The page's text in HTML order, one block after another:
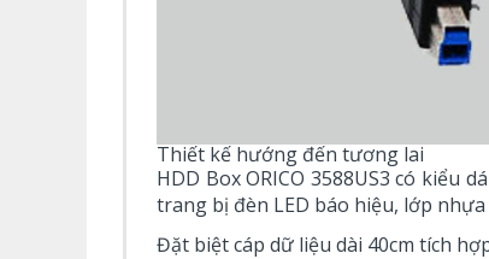
Thiết kế hướng đến tương lai
HDD Box ORICO 3588US3 có
trang bị đèn LED báo hiệu, lớp
Đặt biệt cáp dữ liệu dài 40cm tích